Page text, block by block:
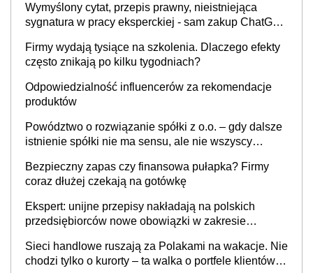
Wymyślony cytat, przepis prawny, nieistniejąca
sygnatura w pracy eksperckiej - sam zakup ChatGPT
Firmy wydają tysiące na szkolenia. Dlaczego efekty
często znikają po kilku tygodniach?
Odpowiedzialność influencerów za rekomendacje
produktów
Powództwo o rozwiązanie spółki z o.o. – gdy dalsze
istnienie spółki nie ma sensu, ale nie wszyscy
Bezpieczny zapas czy finansowa pułapka? Firmy
coraz dłużej czekają na gotówkę
Ekspert: unijne przepisy nakładają na polskich
przedsiębiorców nowe obowiązki w zakresie
Sieci handlowe ruszają za Polakami na wakacje. Nie
chodzi tylko o kurorty – ta walka o portfele klientów